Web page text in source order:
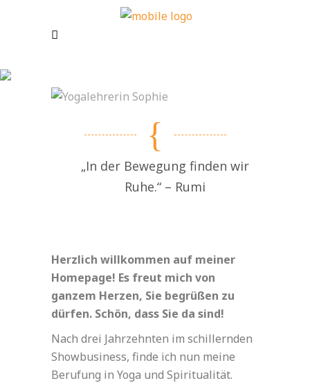
„In der Bewegung finden wir
Ruhe.“ – Rumi
Herzlich willkommen auf meiner
Homepage! Es freut mich von
ganzem Herzen, Sie begrüßen zu
dürfen. Schön, dass Sie da sind!
Nach drei Jahrzehnten im schillernden
Showbusiness, finde ich nun meine
Berufung in Yoga und Spiritualität.